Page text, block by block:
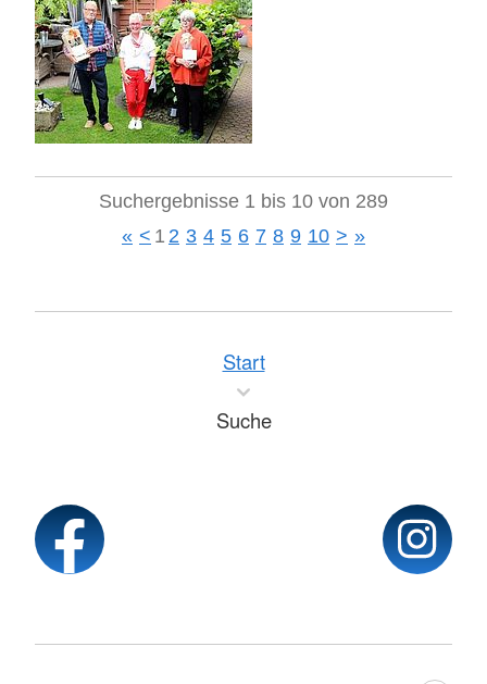
Suchergebnisse 1 bis 10 von 289
« < 1 2 3 4 5 6 7 8 9 10 > »
Start
Suche